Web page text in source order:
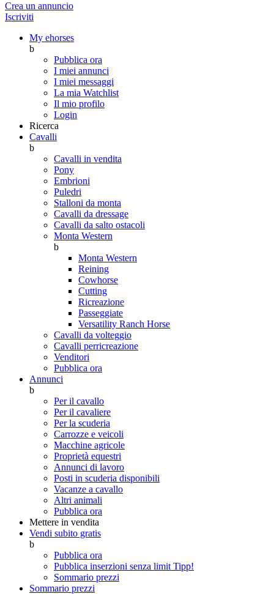
Crea un annuncio
Iscriviti
My ehorses
b
Pubblica ora
I miei annunci
I miei messaggi
La mia Watchlist
Il mio profilo
Login
Ricerca
Cavalli
b
Cavalli in vendita
Pony
Embrioni
Puledri
Stalloni da monta
Cavalli da dressage
Cavalli da salto ostacoli
Monta Western
b
Monta Western
Reining
Cowhorse
Cutting
Ricreazione
Passeggiate
Versatility Ranch Horse
Cavalli da volteggio
Cavalli perricreazione
Venditori
Pubblica ora
Annunci
b
Per il cavallo
Per il cavaliere
Per la scuderia
Carrozze e veicoli
Macchine agricole
Proprietà equestri
Annunci di lavoro
Posti in scuderia disponibili
Vacanze a cavallo
Altri animali
Pubblica ora
Mettere in vendita
Vendi subito gratis
b
Pubblica ora
Pubblica inserzioni senza limit Tipp!
Sommario prezzi
Sommario prezzi